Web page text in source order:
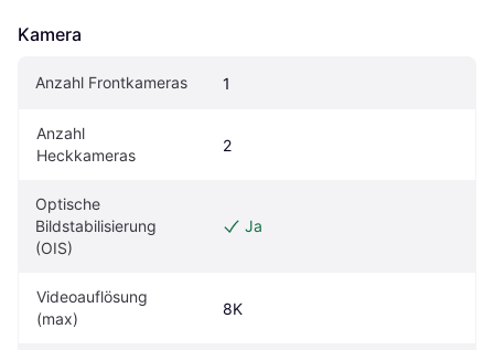
Kamera
Anzahl Frontkameras 1
Anzahl
Heckkameras
2
Optische
Bildstabilisierung
(OIS)
Ja
Videoauflösung
(max)
8K